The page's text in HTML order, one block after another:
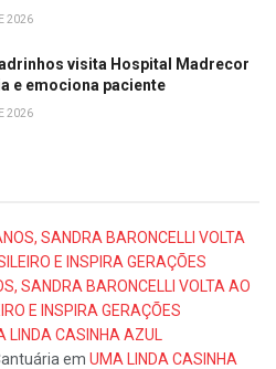
2026
visita Hospital Madrecor
e emociona paciente
2026
SANDRA BARONCELLI VOLTA
E INSPIRA GERAÇÕES
SANDRA BARONCELLI VOLTA AO
E INSPIRA GERAÇÕES
LINDA CASINHA AZUL
em UMA LINDA CASINHA